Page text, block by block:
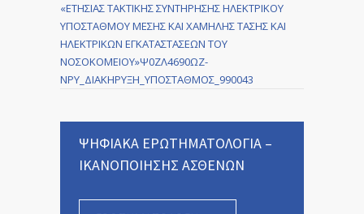
«ΕΤΗΣΙΑΣ ΤΑΚΤΙΚΗΣ ΣΥΝΤΗΡΗΣΗΣ ΗΛΕΚΤΡΙΚΟΥ
ΥΠΟΣΤΑΘΜΟΥ ΜΕΣΗΣ ΚΑΙ ΧΑΜΗΛΗΣ ΤΑΣΗΣ ΚΑΙ
ΗΛΕΚΤΡΙΚΩΝ ΕΓΚΑΤΑΣΤΑΣΕΩΝ ΤΟΥ
ΝΟΣΟΚΟΜΕΙΟΥ»Ψ0ΖΛ4690ΩΖ-
ΝΡΥ_ΔΙΑΚΗΡΥΞΗ_ΥΠΟΣΤΑΘΜΟΣ_990043
ΨΗΦΙΑΚΑ ΕΡΩΤΗΜΑΤΟΛΟΓΙΑ –
ΙΚΑΝΟΠΟΙΗΣΗΣ ΑΣΘΕΝΩΝ